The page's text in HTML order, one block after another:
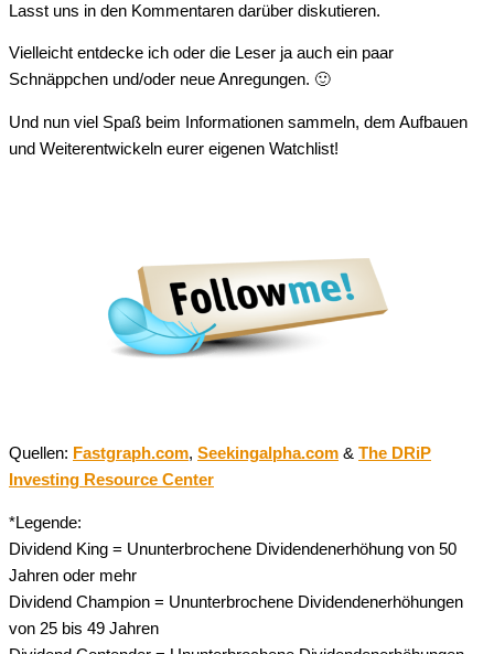
Lasst uns in den Kommentaren darüber diskutieren.
Vielleicht entdecke ich oder die Leser ja auch ein paar
Schnäppchen und/oder neue Anregungen. 🙂
Und nun viel Spaß beim Informationen sammeln, dem Aufbauen
und Weiterentwickeln eurer eigenen Watchlist!
Quellen: Fastgraph.com, Seekingalpha.com & The DRiP
Investing Resource Center
*Legende:
Dividend King = Ununterbrochene Dividendenerhöhung von 50
Jahren oder mehr
Dividend Champion = Ununterbrochene Dividendenerhöhungen
von 25 bis 49 Jahren